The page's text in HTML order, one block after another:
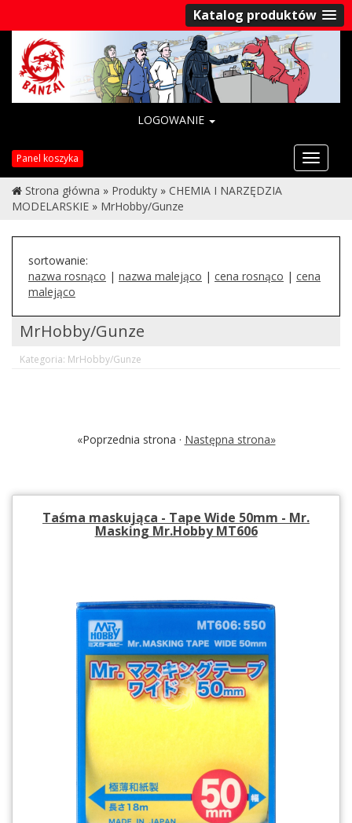
Katalog produktów
LOGOWANIE
Panel koszyka
Strona główna » Produkty » CHEMIA I NARZĘDZIA
MODELARSKIE » MrHobby/Gunze
sortowanie:
nazwa rosnąco | nazwa malejąco | cena rosnąco | cena
malejąco
MrHobby/Gunze
Kategoria: MrHobby/Gunze
«Poprzednia strona · Następna strona»
Taśma maskująca - Tape Wide 50mm - Mr.
Masking Mr.Hobby MT606